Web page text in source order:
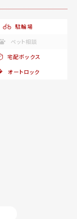
駐輪場
ペット相談
宅配ボックス
オートロック